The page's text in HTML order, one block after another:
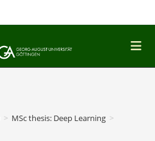
> MSc thesis: Deep Learning >